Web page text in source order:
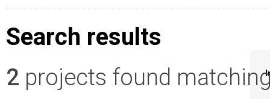
Search results
2 projects found